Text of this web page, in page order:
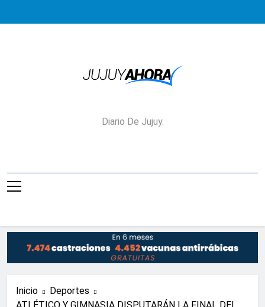
Jujuy Ahora!
Diario De Jujuy.
Inicio
Deportes